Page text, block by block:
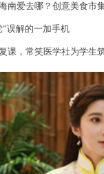
南爱去哪？创意美食市
”误解的一加手机
课，常笑医学社为学生